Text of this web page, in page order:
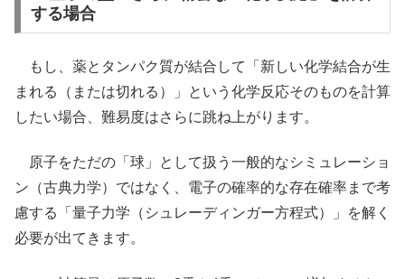
する場合
もし、薬とタンパク質が結合して「新しい化学結合が生
まれる（または切れる）」という化学反応そのものを計算
したい場合、難易度はさらに跳ね上がります。
原子をただの「球」として扱う一般的なシミュレーショ
ン（古典力学）ではなく、電子の確率的な存在確率まで考
慮する「量子力学（シュレーディンガー方程式）」を解く
必要が出てきます。